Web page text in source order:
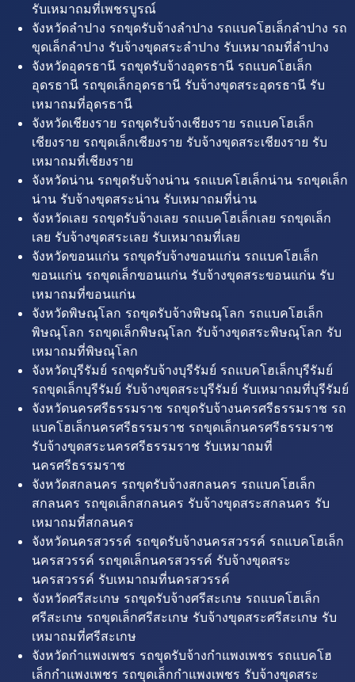
รับเหมาถมที่เพชรบูรณ์
จังหวัดลำปาง รถขุดรับจ้างลำปาง รถแบคโฮเล็กลำปาง รถ
ขุดเล็กลำปาง รับจ้างขุดสระลำปาง รับเหมาถมที่ลำปาง
จังหวัดอุดรธานี รถขุดรับจ้างอุดรธานี รถแบคโฮเล็ก
อุดรธานี รถขุดเล็กอุดรธานี รับจ้างขุดสระอุดรธานี รับ
เหมาถมที่อุดรธานี
จังหวัดเชียงราย รถขุดรับจ้างเชียงราย รถแบคโฮเล็ก
เชียงราย รถขุดเล็กเชียงราย รับจ้างขุดสระเชียงราย รับ
เหมาถมที่เชียงราย
จังหวัดน่าน รถขุดรับจ้างน่าน รถแบคโฮเล็กน่าน รถขุดเล็ก
น่าน รับจ้างขุดสระน่าน รับเหมาถมที่น่าน
จังหวัดเลย รถขุดรับจ้างเลย รถแบคโฮเล็กเลย รถขุดเล็ก
เลย รับจ้างขุดสระเลย รับเหมาถมที่เลย
จังหวัดขอนแก่น รถขุดรับจ้างขอนแก่น รถแบคโฮเล็ก
ขอนแก่น รถขุดเล็กขอนแก่น รับจ้างขุดสระขอนแก่น รับ
เหมาถมที่ขอนแก่น
จังหวัดพิษณุโลก รถขุดรับจ้างพิษณุโลก รถแบคโฮเล็ก
พิษณุโลก รถขุดเล็กพิษณุโลก รับจ้างขุดสระพิษณุโลก รับ
เหมาถมที่พิษณุโลก
จังหวัดบุรีรัมย์ รถขุดรับจ้างบุรีรัมย์ รถแบคโฮเล็กบุรีรัมย์
รถขุดเล็กบุรีรัมย์ รับจ้างขุดสระบุรีรัมย์ รับเหมาถมที่บุรีรัมย์
จังหวัดนครศรีธรรมราช รถขุดรับจ้างนครศรีธรรมราช รถ
แบคโฮเล็กนครศรีธรรมราช รถขุดเล็กนครศรีธรรมราช
รับจ้างขุดสระนครศรีธรรมราช รับเหมาถมที่
นครศรีธรรมราช
จังหวัดสกลนคร รถขุดรับจ้างสกลนคร รถแบคโฮเล็ก
สกลนคร รถขุดเล็กสกลนคร รับจ้างขุดสระสกลนคร รับ
เหมาถมที่สกลนคร
จังหวัดนครสวรรค์ รถขุดรับจ้างนครสวรรค์ รถแบคโฮเล็ก
นครสวรรค์ รถขุดเล็กนครสวรรค์ รับจ้างขุดสระ
นครสวรรค์ รับเหมาถมที่นครสวรรค์
จังหวัดศรีสะเกษ รถขุดรับจ้างศรีสะเกษ รถแบคโฮเล็ก
ศรีสะเกษ รถขุดเล็กศรีสะเกษ รับจ้างขุดสระศรีสะเกษ รับ
เหมาถมที่ศรีสะเกษ
จังหวัดกำแพงเพชร รถขุดรับจ้างกำแพงเพชร รถแบคโฮ
เล็กกำแพงเพชร รถขุดเล็กกำแพงเพชร รับจ้างขุดสระ